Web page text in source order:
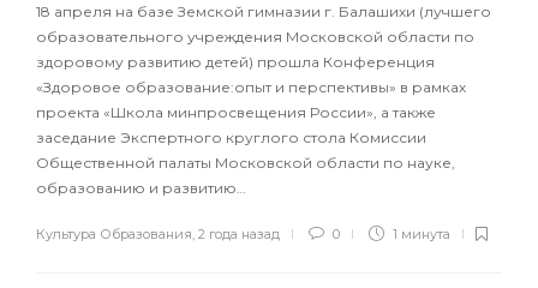
18 апреля на базе Земской гимназии г. Балашихи (лучшего
образовательного учреждения Московской области по
здоровому развитию детей) прошла Конференция
«Здоровое образование:опыт и перспективы» в рамках
проекта «Школа минпросвещения России», а также
заседание Экспертного круглого стола Комиссии
Общественной палаты Московской области по науке,
образованию и развитию…
Культура Образования 2 года назад 0 1 минута